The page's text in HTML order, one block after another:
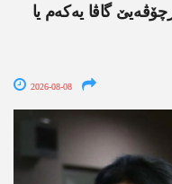
گاڤا یەکەم یا
2026-08-08